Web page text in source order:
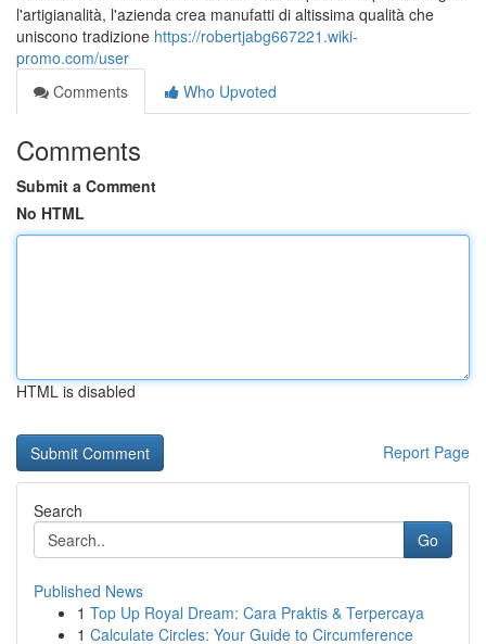
l'artigianalità, l'azienda crea manufatti di altissima qualità che
uniscono tradizione https://robertjabg667221.wiki-
promo.com/user
Comments
Who Upvoted
Comments
Submit a Comment
No HTML
HTML is disabled
Report Page
Search
Go
Published News
1 Top Up Royal Dream: Cara Praktis & Terpercaya
1 Calculate Circles: Your Guide to Circumference